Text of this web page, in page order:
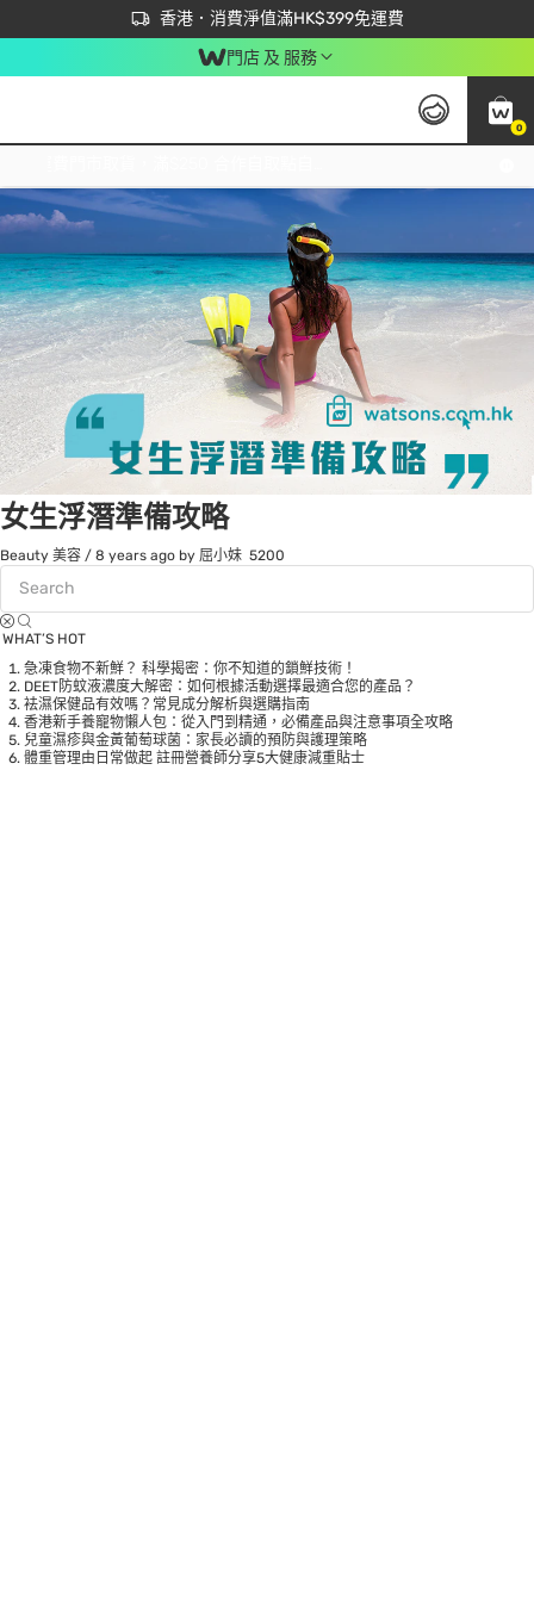
香港．消費淨值滿HK$399免運費
立即成為易賞錢會員盡享獨家優惠
首次APP下單買滿$450 輸入 NEWAPP 即減$50
門店 及 服務
0
Tag:曬後護理1 item(s) found
女生浮潛準備攻略
Beauty 美容 / 8 years ago by 屈小妹 5200
WHAT’S HOT
急凍食物不新鮮？ 科學揭密：你不知道的鎖鮮技術！
DEET防蚊液濃度大解密：如何根據活動選擇最適合您的產品？
袪濕保健品有效嗎？常見成分解析與選購指南
香港新手養寵物懶人包：從入門到精通，必備產品與注意事項全攻略
兒童濕疹與金黃葡萄球菌：家長必讀的預防與護理策略
體重管理由日常做起 註冊營養師分享5大健康減重貼士